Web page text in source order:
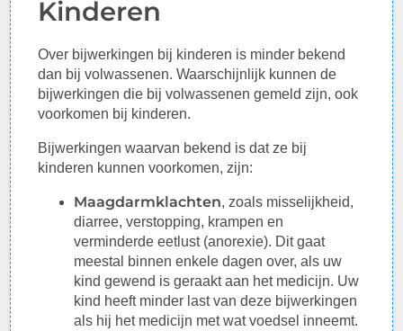
Kinderen
Over bijwerkingen bij kinderen is minder bekend
dan bij volwassenen. Waarschijnlijk kunnen de
bijwerkingen die bij volwassenen gemeld zijn, ook
voorkomen bij kinderen.
Bijwerkingen waarvan bekend is dat ze bij
kinderen kunnen voorkomen, zijn:
Maagdarmklachten, zoals misselijkheid,
diarree, verstopping, krampen en
verminderde eetlust (anorexie). Dit gaat
meestal binnen enkele dagen over, als uw
kind gewend is geraakt aan het medicijn. Uw
kind heeft minder last van deze bijwerkingen
als hij het medicijn met wat voedsel inneemt.